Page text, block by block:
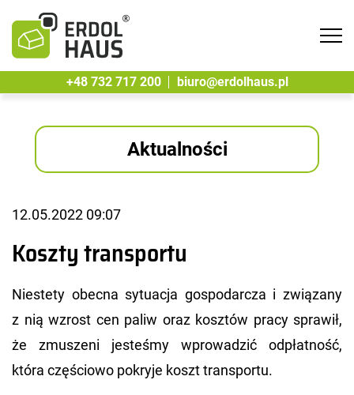
+48 732 717 200
biuro@erdolhaus.pl
Aktualności
12.05.2022 09:07
Koszty transportu
Nie­ste­ty obec­na sy­tu­acja go­spo­dar­cza i zwią­za­ny
z nią wzrost cen paliw oraz kosz­tów pracy spra­wił,
że zmu­sze­ni je­ste­śmy wpro­wa­dzić od­płat­ność,
która czę­ścio­wo po­kry­je koszt trans­por­tu.